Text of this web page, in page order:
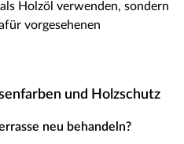
Holzöl verwenden, sondern
vorgesehenen
und Holzschutz
neu behandeln?